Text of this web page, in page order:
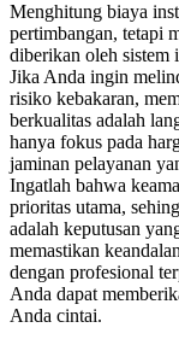
Menghitung biaya
pertimbangan, tetapi
diberikan oleh sistem
Jika Anda ingin
risiko kebakaran,
berkualitas adalah
hanya fokus pada
jaminan pelayanan
Ingatlah bahwa
prioritas utama,
adalah keputusan
memastikan
dengan profesional
Anda dapat
Anda cintai.